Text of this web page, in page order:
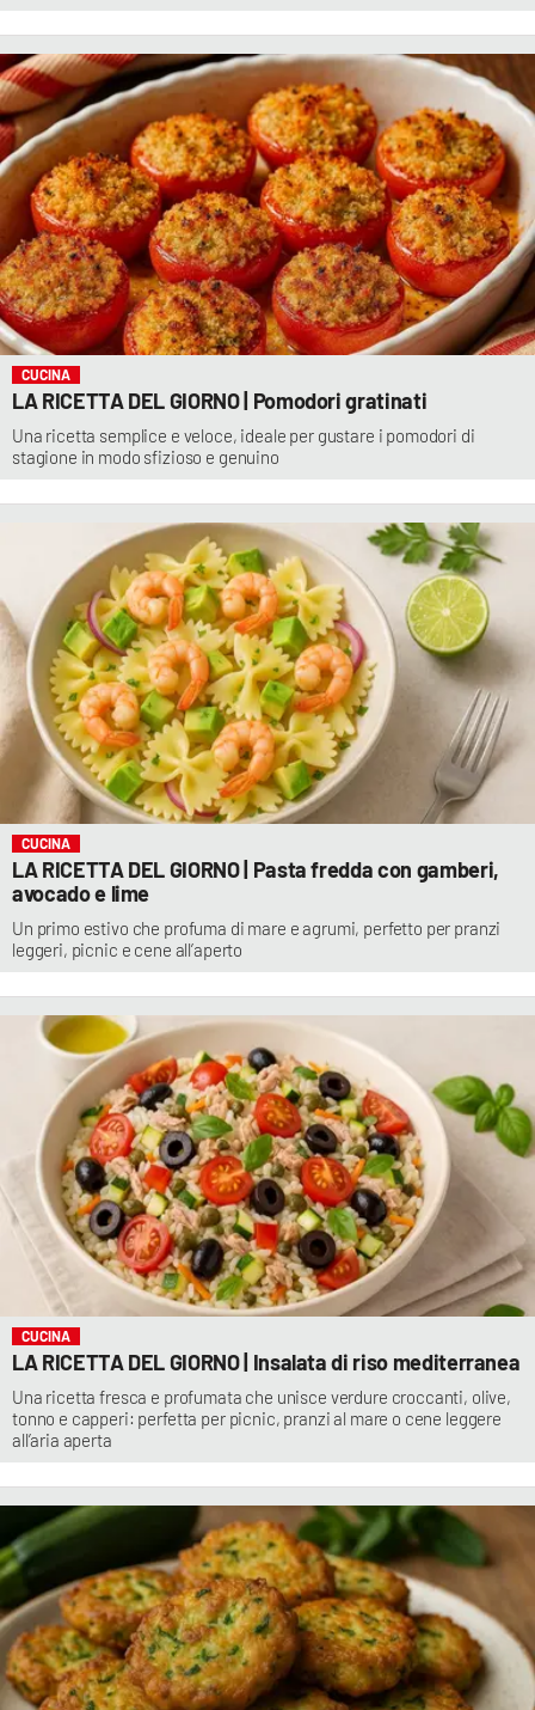
CUCINA
LA RICETTA DEL GIORNO | Pomodori gratinati
Una ricetta semplice e veloce, ideale per gustare i pomodori di
stagione in modo sfizioso e genuino
CUCINA
LA RICETTA DEL GIORNO | Pasta fredda con gamberi,
avocado e lime
Un primo estivo che profuma di mare e agrumi, perfetto per pranzi
leggeri, picnic e cene all’aperto
CUCINA
LA RICETTA DEL GIORNO | Insalata di riso mediterranea
Una ricetta fresca e profumata che unisce verdure croccanti, olive,
tonno e capperi: perfetta per picnic, pranzi al mare o cene leggere
all’aria aperta